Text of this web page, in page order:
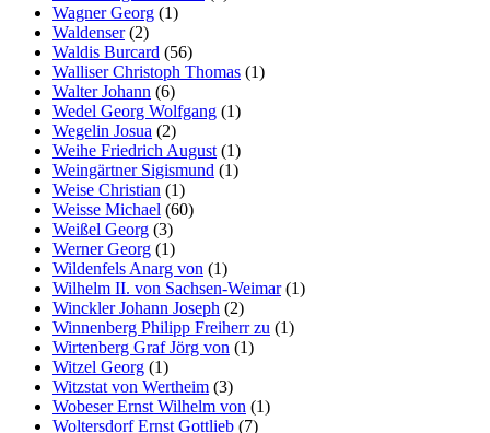
Wagner Georg (1)
Waldenser(2)
Waldis Burcard (56)
Walliser Christoph Thomas (1)
Walter Johann (6)
Wedel Georg Wolfgang (1)
Wegelin Josua (2)
Weihe Friedrich August(1)
Weingärtner Sigismund (1)
Weise Christian (1)
Weisse Michael (60)
Weißel Georg (3)
Werner Georg (1)
Wildenfels Anarg von (1)
Wilhelm II. von Sachsen-Weimar(1)
Winckler Johann Joseph (2)
Winnenberg Philipp Freiherr zu (1)
Wirtenberg Graf Jörg von (1)
Witzel Georg (1)
Witzstat von Wertheim (3)
Wobeser Ernst Wilhelm von (1)
Woltersdorf Ernst Gottlieb (7)